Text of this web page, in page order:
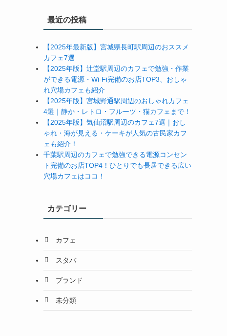
最近の投稿
【2025年最新版】宮城県長町駅周辺のおススメ
カフェ7選
【2025年版】辻堂駅周辺のカフェで勉強・作業
ができる電源・Wi-Fi完備のお店TOP3、おしゃ
れ穴場カフェも紹介
【2025年版】宮城野通駅周辺のおしゃれカフェ
4選｜静か・レトロ・フルーツ・猫カフェまで！
【2025年版】気仙沼駅周辺のカフェ7選｜おし
ゃれ・海が見える・ケーキが人気の古民家カフ
ェも紹介！
千葉駅周辺のカフェで勉強できる電源コンセン
ト完備のお店TOP4！ひとりでも長居できる広い
穴場カフェはココ！
カテゴリー
カフェ
スタバ
ブランド
未分類